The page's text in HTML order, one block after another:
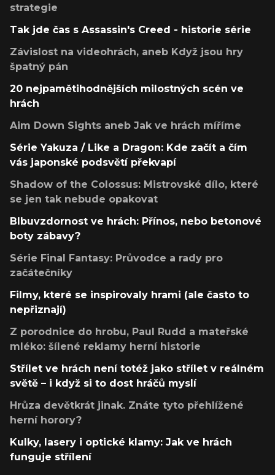
strategie
Tak jde čas s Assassin's Creed - historie série
Závislost na videohrách, aneb Když jsou hry
špatný pán
20 nejpamětihodnějších milostných scén ve
hrách
Aim Down Sights aneb Jak ve hrách míříme
Série Yakuza / Like a Dragon: Kde začít a čím
vás japonské podsvětí překvapí
Shadow of the Colossus: Mistrovské dílo, které
se jen tak nebude opakovat
Blbuvzdornost ve hrách: Přínos, nebo betonové
boty zábavy?
Série Final Fantasy: Průvodce a rady pro
začátečníky
Filmy, které se inspirovaly hrami (ale často to
nepřiznají)
Z porodnice do hrobu, Paul Rudd a mateřské
mléko: šílené reklamy herní historie
Střílet ve hrách není totéž jako střílet v reálném
světě – i když si to dost hráčů myslí
Hrůza devětkrát jinak. Znáte tyto přehlížené
herní horory?
Kulky, lasery i optické klamy: Jak ve hrách
funguje střílení